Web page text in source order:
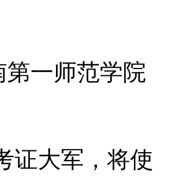
一师范学院
大军，将使